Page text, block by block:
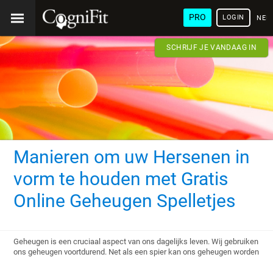
PRO LOGIN
SCHRIJF JE VANDAAG IN
Manieren om uw Hersenen in
vorm te houden met Gratis
Online Geheugen Spelletjes
Geheugen is een cruciaal aspect van ons dagelijks leven. Wij gebruiken
ons geheugen voortdurend. Net als een spier kan ons geheugen worden